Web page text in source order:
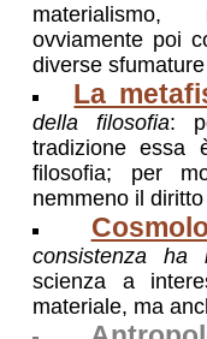
ovviamente poi
diverse sfumature
La
della filosofia:
tradizione
filosofia; per
nemmeno il
consistenza ha
scienza a
materiale, ma